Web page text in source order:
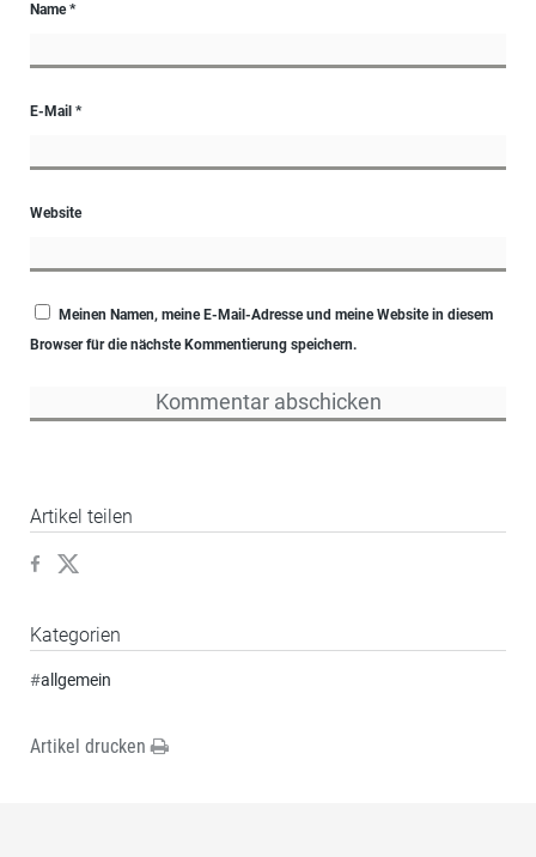
Name*
E-Mail *
Website
Meinen Namen, meine E-Mail-Adresse und meine Website in diesem
Browser für die nächste Kommentierung speichern.
Artikel teilen
Kategorien
#allgemein
Artikel drucken